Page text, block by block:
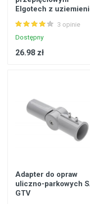
Elgotech z
3 opinie
Dostępny
26.98 zł
Adapter do opraw
uliczno-parkowych
GTV